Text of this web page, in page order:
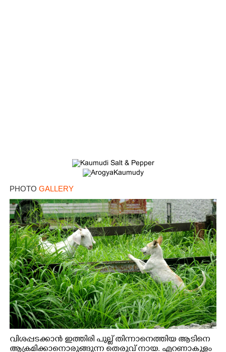
PHOTO GALLERY
വിശപ്പടക്കാൻ ഇത്തിരി പുല്ല് തിന്നാനെത്തിയ ആടിനെ
ആക്രമിക്കാനൊരുങ്ങുന്ന തെരുവ് നായ. എറണാകുളം